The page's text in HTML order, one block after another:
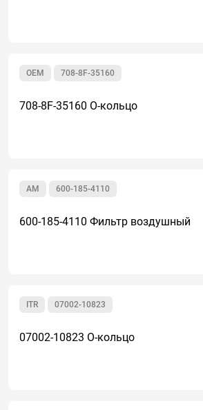
708-8F-35160
OEM
708-8F-35160 О-кольцо
600-185-4110
AM
600-185-4110 Фильтр воздушный
07002-10823
ITR
07002-10823 О-кольцо